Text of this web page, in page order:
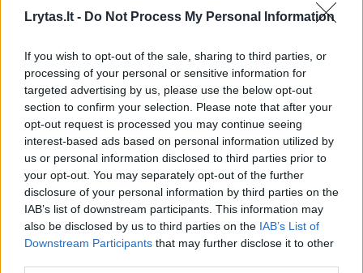
Lrytas.lt - Do Not Process My Personal Information
If you wish to opt-out of the sale, sharing to third parties, or
processing of your personal or sensitive information for
targeted advertising by us, please use the below opt-out
section to confirm your selection. Please note that after your
opt-out request is processed you may continue seeing
interest-based ads based on personal information utilized by
us or personal information disclosed to third parties prior to
your opt-out. You may separately opt-out of the further
disclosure of your personal information by third parties on the
IAB’s list of downstream participants. This information may
also be disclosed by us to third parties on the IAB’s List of
Downstream Participants that may further disclose it to other